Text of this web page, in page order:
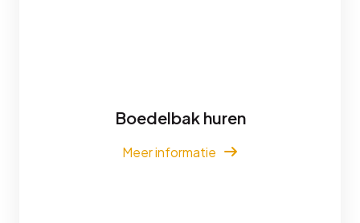
Boedelbak huren
Meer informatie